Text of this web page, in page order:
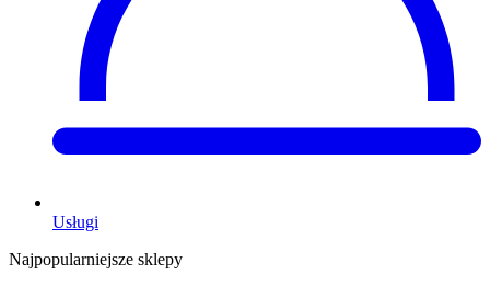
Usługi
Najpopularniejsze sklepy